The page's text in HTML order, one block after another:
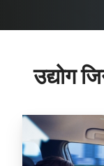
उद्योग